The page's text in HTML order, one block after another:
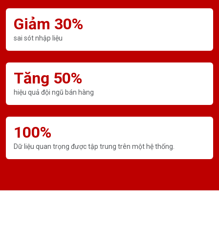
Giảm 30%
sai sót nhập liệu
Tăng 50%
hiệu quả đội ngũ bán hàng
100%
Dữ liệu quan trọng được tập trung trên một hệ thống.